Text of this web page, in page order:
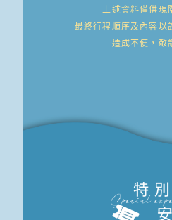
上述資料僅供現
最終行程順序及內容以
造成不便，敬